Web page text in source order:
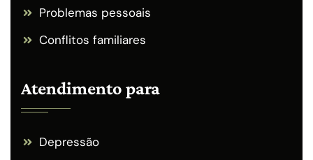
Problemas pessoais
Conflitos familiares
Atendimento para
Depressão